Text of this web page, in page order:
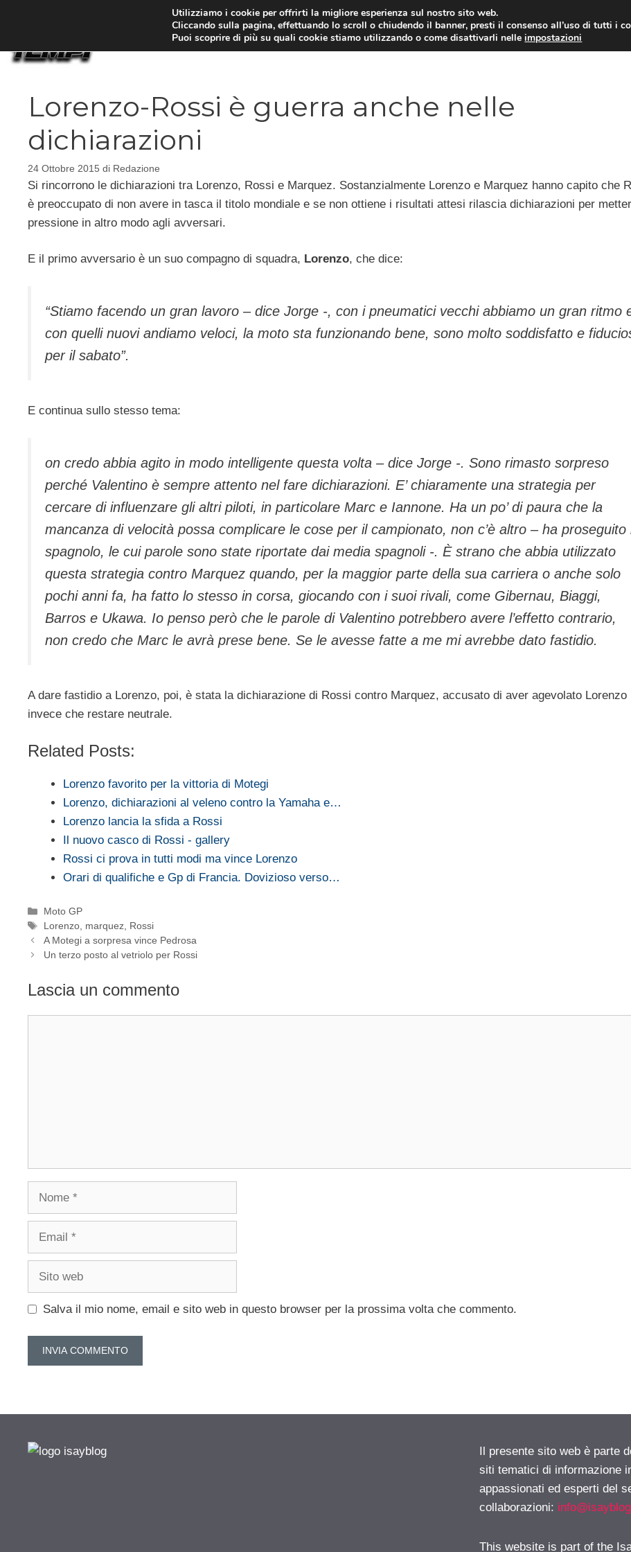
MOTO NEWS
Lorenzo-Rossi è guerra anche nelle
dichiarazioni
24 Ottobre 2015 di Redazione
Si rincorrono le dichiarazioni tra Lorenzo, Rossi e Marquez. Sostanzialmente Lorenzo e Marquez hanno capito che
è preoccupato di non avere in tasca il titolo mondiale e se non ottiene i risultati attesi rilascia dichiarazioni per
pressione in altro modo agli avversari.
E il primo avversario è un suo compagno di squadra, Lorenzo, che dice:
“Stiamo facendo un gran lavoro – dice Jorge -, con i pneumatici vecchi abbiamo un gran ritmo
con quelli nuovi andiamo veloci, la moto sta funzionando bene, sono molto soddisfatto e
per il sabato”.
E continua sullo stesso tema:
on credo abbia agito in modo intelligente questa volta – dice Jorge -. Sono rimasto sorpreso
perché Valentino è sempre attento nel fare dichiarazioni. E’ chiaramente una strategia per
cercare di influenzare gli altri piloti, in particolare Marc e Iannone. Ha un po’ di paura che la
mancanza di velocità possa complicare le cose per il campionato, non c’è altro – ha proseguito
spagnolo, le cui parole sono state riportate dai media spagnoli -. È strano che abbia utilizzato
questa strategia contro Marquez quando, per la maggior parte della sua carriera o anche solo
pochi anni fa, ha fatto lo stesso in corsa, giocando con i suoi rivali, come Gibernau, Biaggi,
Barros e Ukawa. Io penso però che le parole di Valentino potrebbero avere l’effetto contrario,
non credo che Marc le avrà prese bene. Se le avesse fatte a me mi avrebbe dato fastidio.
A dare fastidio a Lorenzo, poi, è stata la dichiarazione di Rossi contro Marquez, accusato di aver agevolato Lorenzo
invece che restare neutrale.
Related Posts:
Lorenzo favorito per la vittoria di Motegi
Lorenzo, dichiarazioni al veleno contro la Yamaha e…
Lorenzo lancia la sfida a Rossi
Il nuovo casco di Rossi - gallery
Rossi ci prova in tutti modi ma vince Lorenzo
Orari di qualifiche e Gp di Francia. Dovizioso verso…
Categorie
Moto GP
Tag
Lorenzo, marquez, Rossi
A Motegi a sorpresa vince Pedrosa
Un terzo posto al vetriolo per Rossi
Lascia un commento
Nome
Email
Sito
Salva il mio nome, email e sito web in questo browser per la prossima volta che commento.
Il presente sito web è parte
siti tematici di informazione
appassionati ed esperti del
collaborazioni:
This website is part of the
Utilizziamo i cookie per offrirti la migliore esperienza sul nostro sito web.
Cliccando sulla pagina, effettuando lo scroll o chiudendo il banner, presti il consenso all’uso di tutti i
Puoi scoprire di più su quali cookie stiamo utilizzando o come disattivarli nelleimpostazioni